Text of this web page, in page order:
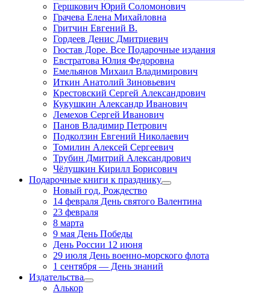
Гершкович Юрий Соломонович
Грачева Елена Михайловна
Гритчин Евгений В.
Гордеев Денис Дмитриевич
Гюстав Доре. Все Подарочные издания
Евстратова Юлия Федоровна
Емельянов Михаил Владимирович
Иткин Анатолий Зиновьевич
Крестовский Сергей Александрович
Кукушкин Александр Иванович
Лемехов Сергей Иванович
Панов Владимир Петрович
Подколзин Евгений Николаевич
Томилин Алексей Сергеевич
Трубин Дмитрий Александрович
Чёлушкин Кирилл Борисович
Подарочные книги к празднику
Новый год, Рождество
14 февраля День святого Валентина
23 февраля
8 марта
9 мая День Победы
День России 12 июня
29 июля День военно-морского флота
1 сентября — День знаний
Издательства
Алькор